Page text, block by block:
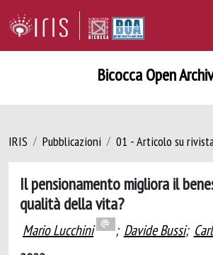
Bicocca Open
IRIS Pubblicazioni 01 - Articolo su
Il pensionamento migliora il
qualità della vita?
Mario Lucchini ; Davide Bussi;